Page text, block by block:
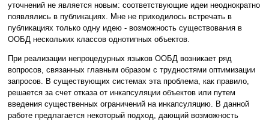
уточнений не является новым: соответствующие идеи неоднократно
появлялись в публикациях. Мне не приходилось встречать в
публикациях только одну идею - возможность существования в
ООБД нескольких классов однотипных объектов.
При реализации непроцедурных языков ООБД возникает ряд
вопросов, связанных главным образом с трудностями оптимизации
запросов. В существующих системах эта проблема, как правило,
решается за счет отказа от инкапсуляции объектов или путем
введения существенных ограничений на инкапсуляцию. В данной
работе предлагается некоторый подход, дающий возможность